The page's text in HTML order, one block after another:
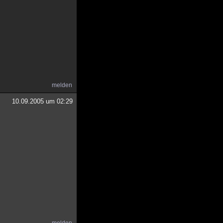
melden
10.09.2005 um 02:29